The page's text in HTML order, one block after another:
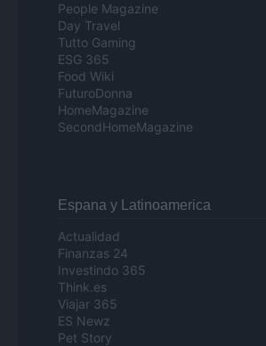
People Magazine
Day Travel
Tutto Gaming
ESG 365
Food Wiki
FuturoDonna
HomeMagazine
SecondHomeMagazine
Espana y Latinoamerica
Actualidad
Finanzas 24
Investindo 365
Think.es
Viajar 365
ES Newz
Pet Story